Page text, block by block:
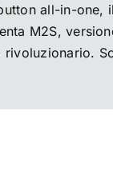
all-in-one,
M2S,
rivoluzionario.